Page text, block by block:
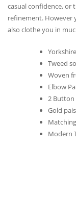
casual confidence,
refinement. However
also clothe you in
Tweed
Woven
Elbow
2 Button
Gold
Modern